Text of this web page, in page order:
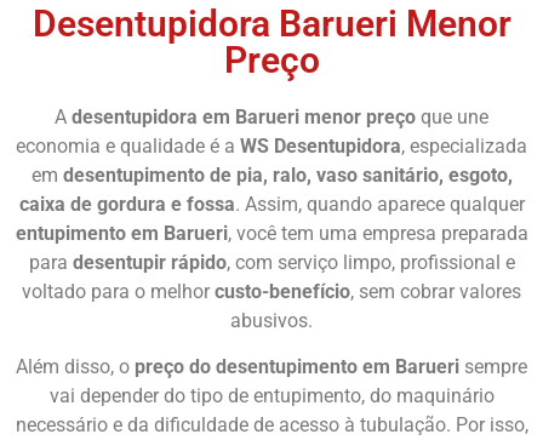
Desentupidora Barueri Menor
Preço
A desentupidora em Barueri menor preço que une
economia e qualidade é a WS Desentupidora, especializada
em desentupimento de pia, ralo, vaso sanitário, esgoto,
caixa de gordura e fossa. Assim, quando aparece qualquer
entupimento em Barueri, você tem uma empresa preparada
para desentupir rápido, com serviço limpo, profissional e
voltado para o melhor custo-benefício, sem cobrar valores
abusivos.
Além disso, o preço do desentupimento em Barueri sempre
vai depender do tipo de entupimento, do maquinário
necessário e da dificuldade de acesso à tubulação. Por isso,